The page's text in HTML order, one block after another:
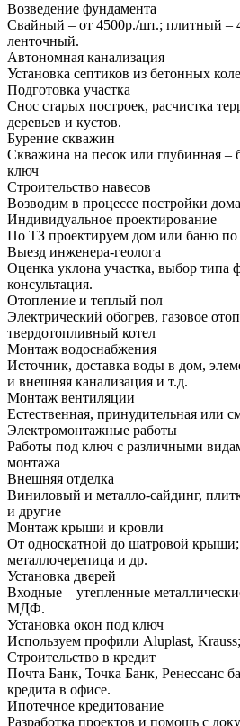
Возведение фундамента
Свайный – от 4500р./шт.; плитный
ленточный.
Автономная канализация
Установка септиков из бетонных
Подготовка участка
Снос старых построек, расчистка
деревьев и кустов.
Бурение скважин
Скважина на песок или глубинная
ключ
Строительство навесов
Возводим в процессе постройки
Индивидуальное проектирование
По ТЗ проектируем дом или баню
Выезд инженера-геолога
Оценка уклона участка, выбор типа
консультация.
Отопление и теплый пол
Электрический обогрев, газовое
твердотопливный котел
Монтаж водоснабжения
Источник, доставка воды в дом,
и внешняя канализация и т.д.
Монтаж вентиляции
Естественная, принудительная или
Электромонтажные работы
Работы под ключ с различными
монтажа
Внешняя отделка
Виниловый и металло-сайдинг,
и другие
Монтаж крыши и кровли
От односкатной до шатровой крыши;
металлочерепица и др.
Установка дверей
Входные – утепленные
МДФ.
Установка окон под ключ
Используем профили Aluplast,
Строительство в кредит
Почта Банк, Точка Банк, Ренессанс
кредита в офисе.
Ипотечное кредитование
Разработка проектов и помощь с